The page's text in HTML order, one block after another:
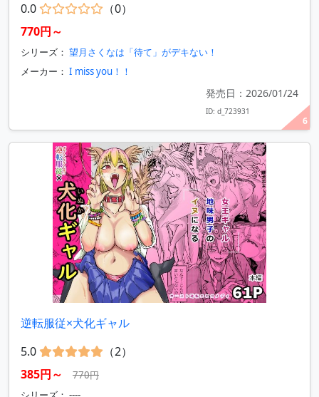
6
0.0
（0）
770円～
シリーズ： 望月さくなは「待て」がデキない！
メーカー： I miss you！！
発売日：2026/01/24
ID: d_723931
逆転服従×犬化ギャル
5.0
（2）
385円～
770円